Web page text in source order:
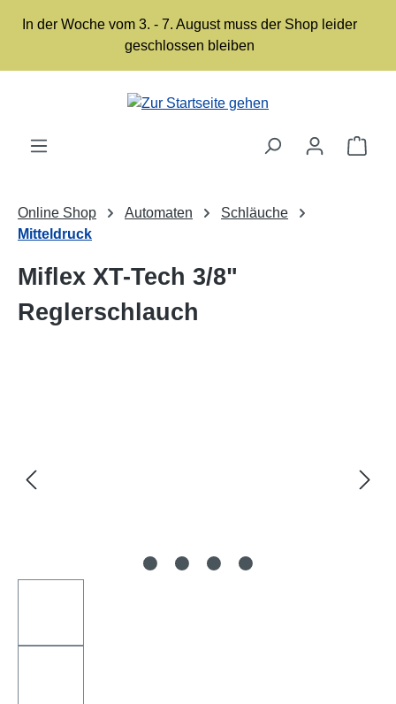
Zum Hauptinhalt springen
In der Woche vom 3. - 7. August muss der Shop leider
geschlossen bleiben
Online Shop Automaten
Schläuche
Mitteldruck
Miflex XT-Tech 3/8"
Reglerschlauch